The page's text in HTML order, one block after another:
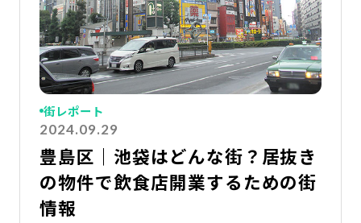
2024.09.29
街レポート
豊島区｜池袋はどんな街？居抜き
の物件で飲食店開業するための街
情報